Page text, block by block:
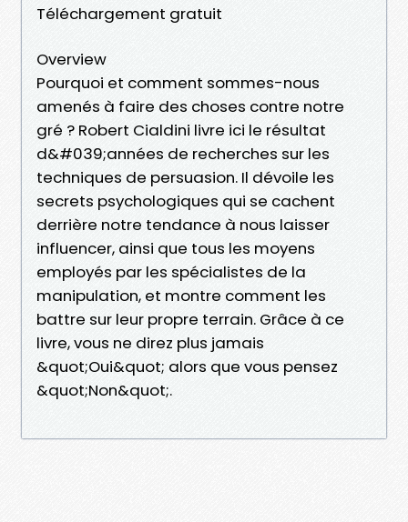
Téléchargement gratuit
Overview
Pourquoi et comment sommes-nous
amenés à faire des choses contre notre
gré ? Robert Cialdini livre ici le résultat
d&#039;années de recherches sur les
techniques de persuasion. Il dévoile les
secrets psychologiques qui se cachent
derrière notre tendance à nous laisser
influencer, ainsi que tous les moyens
employés par les spécialistes de la
manipulation, et montre comment les
battre sur leur propre terrain. Grâce à ce
livre, vous ne direz plus jamais
&quot;Oui&quot; alors que vous pensez
&quot;Non&quot;.